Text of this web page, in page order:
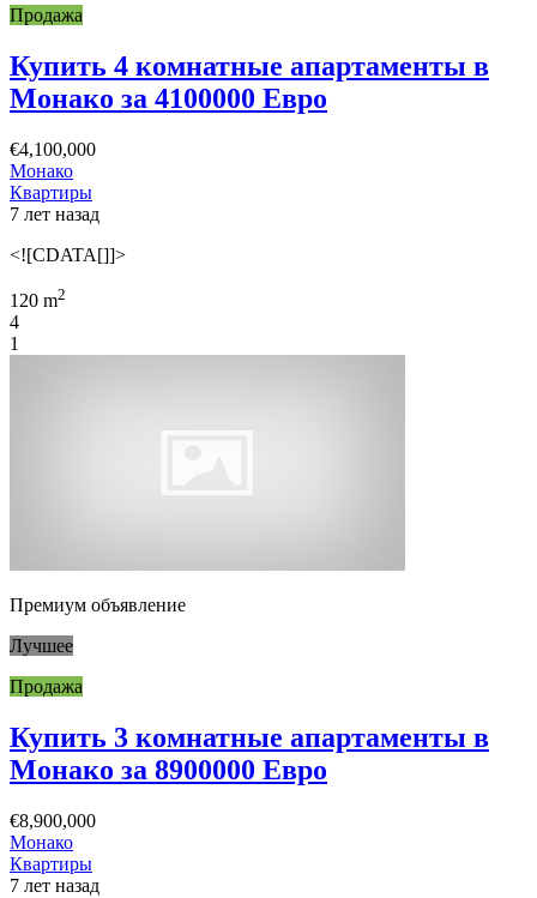
Продажа
Купить 4 комнатные апартаменты в
Монако за 4100000 Евро
€4,100,000
Монако
Квартиры
7 лет назад
<![CDATA[]]>
120 m2
4
1
Премиум объявление
Лучшее
Продажа
Купить 3 комнатные апартаменты в
Монако за 8900000 Евро
€8,900,000
Монако
Квартиры
7 лет назад